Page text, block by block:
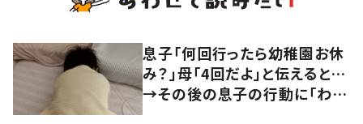
息子「何回行ったら幼稚園お休
み？」母「4回だよ」と伝えると…
→その後の息子の行動に「わか